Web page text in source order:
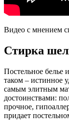
Видео с мнением
Стирка
Постельное белье
таком – истинное
самым элитным
достоинствами:
прочное,
придает